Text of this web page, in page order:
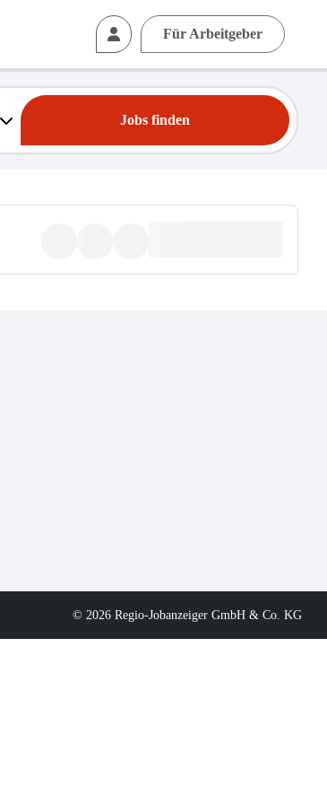
Für Arbeitgeber
Jobs finden
© 2026 Regio-Jobanzeiger GmbH & Co. KG